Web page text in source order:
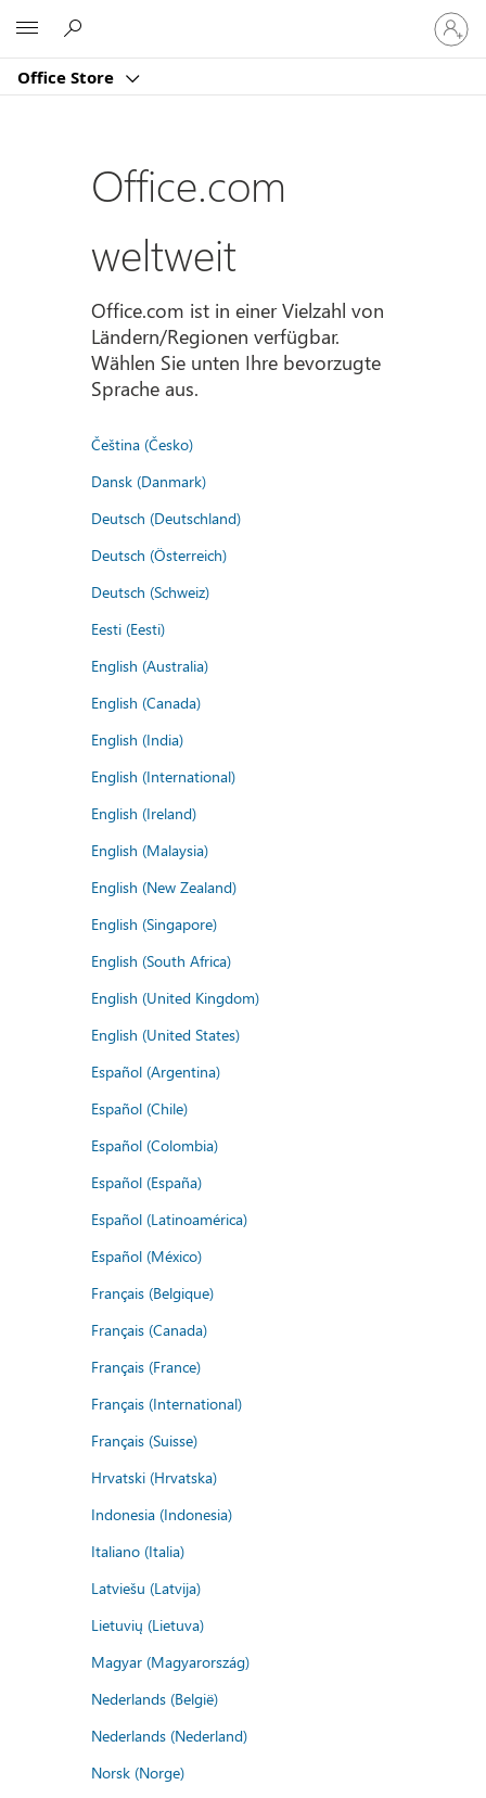
Office Store
Bei
Ihrem
Konto
Office.com
weltweit
Office.com ist in einer Vielzahl von
Ländern/Regionen verfügbar.
Wählen Sie unten Ihre bevorzugte
Sprache aus.
Čeština (Česko)
Dansk (Danmark)
Deutsch (Deutschland)
Deutsch (Österreich)
Deutsch (Schweiz)
Eesti (Eesti)
English (Australia)
English (Canada)
English (India)
English (International)
English (Ireland)
English (Malaysia)
English (New Zealand)
English (Singapore)
English (South Africa)
English (United Kingdom)
English (United States)
Español (Argentina)
Español (Chile)
Español (Colombia)
Español (España)
Español (Latinoamérica)
Español (México)
Français (Belgique)
Français (Canada)
Français (France)
Français (International)
Français (Suisse)
Hrvatski (Hrvatska)
Indonesia (Indonesia)
Italiano (Italia)
Latviešu (Latvija)
Lietuvių (Lietuva)
Magyar (Magyarország)
Nederlands (België)
Nederlands (Nederland)
Norsk (Norge)